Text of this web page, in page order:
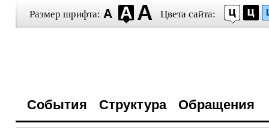
Размер шрифта: Цвета сайта:
События Структура Обращения